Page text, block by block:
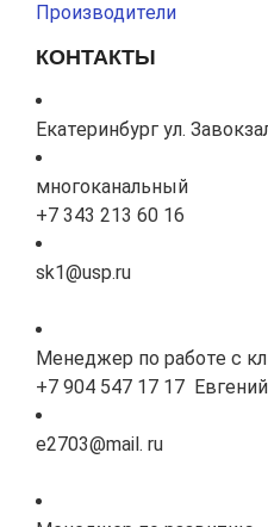
Производители
КОНТАКТЫ
Екатеринбург ул.
многоканальный
+7 343 213 60 16
sk1@usp.ru
Менеджер по работе с
+7 904 547 17 17 Евгений
e2703@mail. ru